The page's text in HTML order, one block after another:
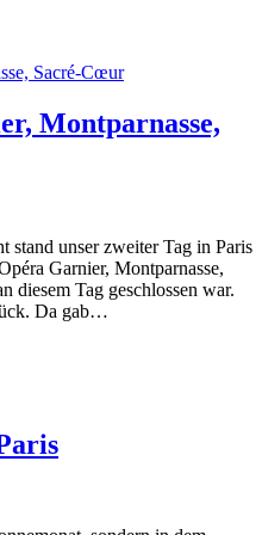
Sacré-Cœur
Montparnasse,
stand unser zweiter Tag in Paris
Garnier, Montparnasse,
diesem Tag geschlossen war.
Da gab…